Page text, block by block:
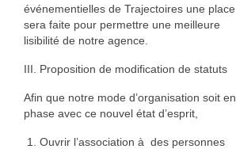
événementielles de Trajectoires une place
sera faite pour permettre une meilleure
lisibilité de notre agence.
III. Proposition de modification de statuts
Afin que notre mode d’organisation soit en
phase avec ce nouvel état d’esprit,
Ouvrir l’association à des personnes